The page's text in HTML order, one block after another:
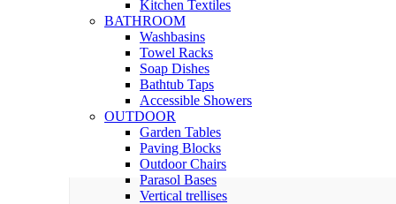
Kitchen Textiles
BATHROOM
Washbasins
Towel Racks
Soap Dishes
Bathtub Taps
Accessible Showers
OUTDOOR
Garden Tables
Paving Blocks
Outdoor Chairs
Parasol Bases
Vertical trellises